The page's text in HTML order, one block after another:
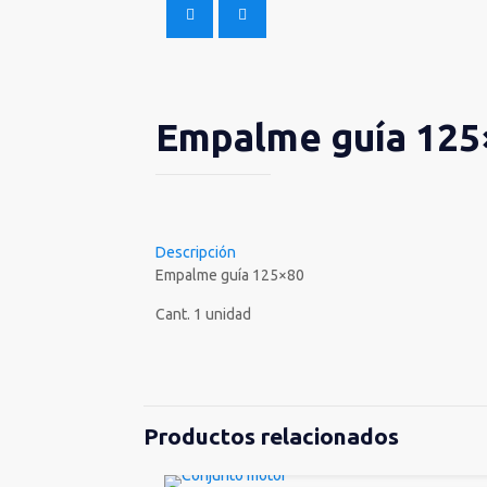
Empalme guía
Descripción
Empalme guía 125×80
Cant. 1 unidad
Productos relacionados